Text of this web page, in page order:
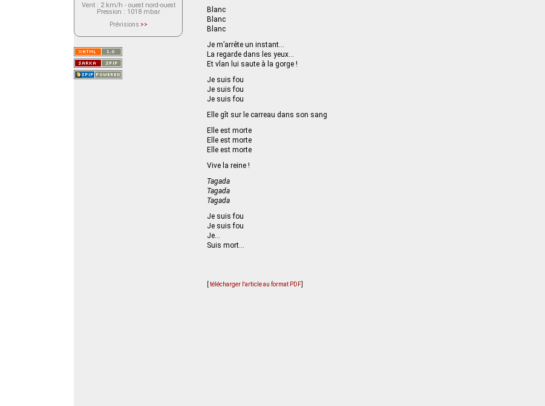
Blanc
Blanc
Blanc
Je m’arrête un instant…
La regarde dans les yeux…
Et vlan lui saute à la gorge !
Je suis fou
Je suis fou
Je suis fou
Elle gît sur le carreau dans son sang
Elle est morte
Elle est morte
Elle est morte
Vive la reine !
Tagada
Tagada
Tagada
Je suis fou
Je suis fou
Je…
Suis mort…
télécharger l'article au format PDF
Vent: 2 km/h - ouest nord-ouest
Pression : 1018 mbar
Prévisions >>
actuellement aucune prévision
Saint-Nom.
Veuillez consulter le message du
service ci-dessous.
(401 - Invalid API key. Please see
https://openweathermap.org/faq#error401